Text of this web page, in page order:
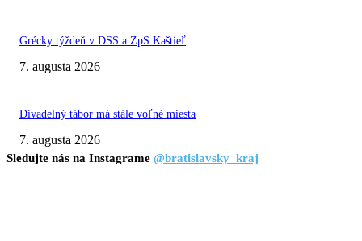
Grécky týždeň v DSS a ZpS Kaštieľ
7. augusta 2026
Divadelný tábor má stále voľné miesta
7. augusta 2026
Sledujte nás na Instagrame @bratislavsky_kraj